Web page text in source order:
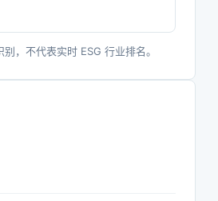
，不代表实时 ESG 行业排名。